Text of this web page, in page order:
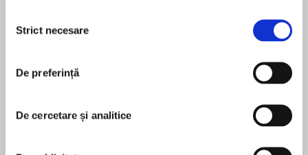
consimțământului
Strict necesare
De preferință
De cercetare și analitice
Tripp
I never wanted to rule. But I’m not the kind of
man who turns his back when family asks him to
With the ATF breathing down our necks, there is
În acest moment nu există recenzii
pentru această carte
Scott Hildreth